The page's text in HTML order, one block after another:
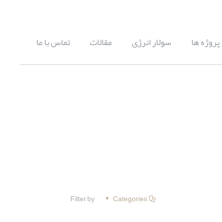
پروژه ها سولار انرژی مقالات تماس با ما
Filter by Categories